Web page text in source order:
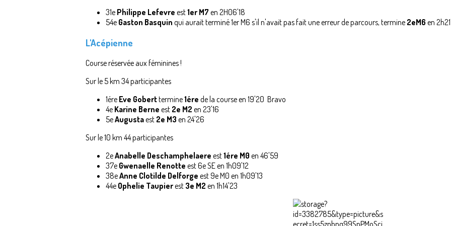
31e Philippe Lefevre est1er M7 en 2H06'18
54e Gaston Basquin qui aurait terminé 1er M6 s'il n'avait pas fait une erreur de parcours, termine 2eM6 en
L'Acépienne
Course réservée aux féminines !
Sur le 5 km 34 participantes
1ére Eve Goberttermine1ére de la course en 19'20 Bravo
4e Karine Berne est 2e M2 en 23'16
5eAugustaest 2e M3 en 24'26
Sur le 10 km 44 participantes
2eAnabelle Deschamphelaere est1ére M0 en 46'59
37e Gwenaelle Renotte est 6e SE en 1h09'12
38eAnne Clotilde Delforge est 9e M0 en 1h09'13
44e Ophelie Taupierest 3e M2 en 1h14'23